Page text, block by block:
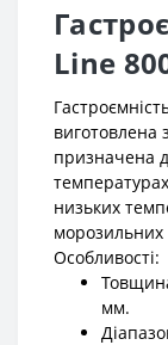
Line
виготовлена
призначена
низьких
Особливості:
мм.